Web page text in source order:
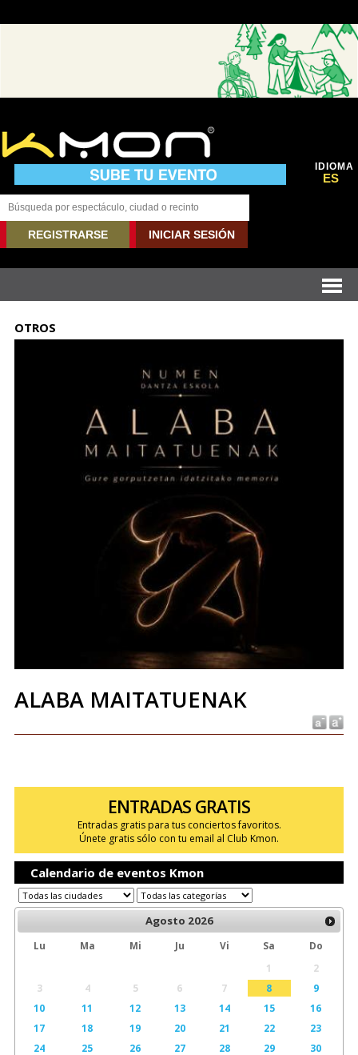
IDIOMA
ES
REGISTRARSE INICIAR SESIÓN
OTROS
ALABA MAITATUENAK
ENTRADAS GRATIS
Entradas gratis para tus conciertos favoritos.
Únete gratis sólo con tu email al Club Kmon.
Calendario de eventos Kmon
Agosto 2026
Lu Ma Mi Ju Vi Sa
Do
1
2
3
4 5 6 7 8
9
10
11 12 13 14 15
16
17
18 19 20 21 22
23
24
25 26 27 28 29
30